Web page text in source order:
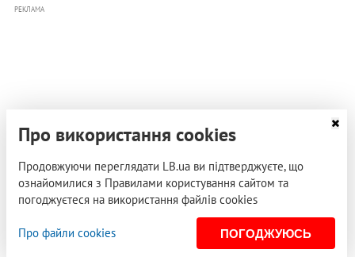
РЕКЛАМА
Про використання cookies
Продовжуючи переглядати LB.ua ви підтверджуєте, що
ознайомилися з Правилами користування сайтом та
погоджуєтеся на використання файлів cookies
Про файли cookies ПОГОДЖУЮСЬ